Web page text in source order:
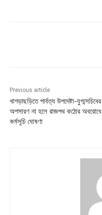
Previous article
খাগড়াছড়িতে পার্বত্য উপদেষ্টা-যুগ্মসচিবের
অপসারণ না হলে রাজপথ কঠোর অবরোধে
কর্মসূচি ঘোষণা